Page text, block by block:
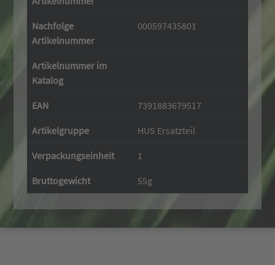
Nachfolge
Artikelnummer
000597435801
Artikelnummer im
Katalog
EAN 7391883679517
Artikelgruppe HUS Ersatzteil
Verpackungseinheit 1
Bruttogewicht 55g